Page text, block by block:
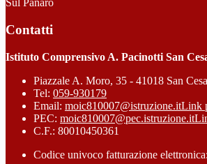
Sul Panaro
Contatti
Istituto Comprensivo A. Pacinotti San
Piazzale A. Moro, 35 - 41018 San
Tel: 059-930179
Email: moic810007@istruzione.itLink
PEC: moic810007@pec.istruzione.it
C.F.: 80010450361
Codice univoco fatturazione